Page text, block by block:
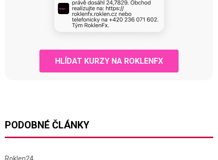
HLÍDAT KURZY NA ROKLENFX
PODOBNÉ ČLÁNKY
Roklen24